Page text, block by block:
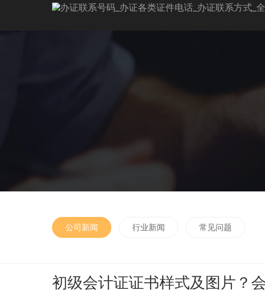
公司新闻 行业新闻 常见问题
初级会计证证书样式及图片？